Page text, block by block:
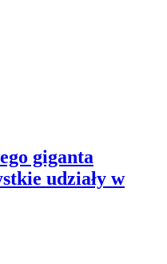
giganta
udziały w